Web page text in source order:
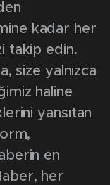
kadar her
takip edin.
size yalnızca
haline
yansıtan
en
her